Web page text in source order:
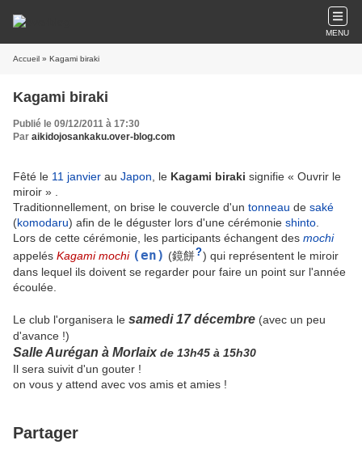
MENU
Accueil » Kagami biraki
Kagami biraki
Publié le 09/12/2011 à 17:30
Par aikidojosankaku.over-blog.com
Fêté le 11 janvier au Japon , le Kagami biraki signifie « Ouvrir le
miroir » .
Traditionnellement, on brise le couvercle d'un tonneau de saké
(komodaru) afin de le déguster lors d'une cérémonie shinto
Lors de cette cérémonie, les participants échangent des mochi
appelés Kagami mochi (en) (鏡餅?) qui représentent le miroir
dans lequel ils doivent se regarder pour faire un point sur l'année
écoulée.
Le club l'organisera le samedi 17 décembre (avec un peu
d'avance !)
Salle Aurégan à Morlaix de 13h45 à 15h30
Il sera suivit d'un gouter !
on vous y attend avec vos amis et amies !
Partager